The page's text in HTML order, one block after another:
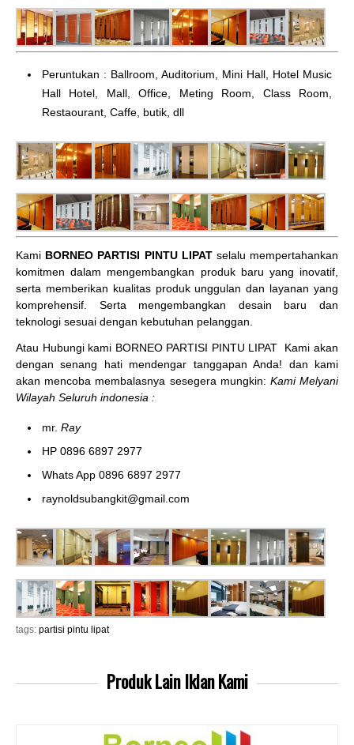
Peruntukan : Ballroom, Auditorium, Mini Hall, Hotel Music
Hall Hotel, Mall, Office, Meting Room, Class Room,
Restaourant, Caffe, butik, dll
Kami BORNEO PARTISI PINTU LIPATselalu mempertahankan
komitmen dalam mengembangkan produk baru yang inovatif,
serta memberikan kualitas produk unggulan dan layanan yang
komprehensif. Serta mengembangkan desain baru dan
teknologi sesuai dengan kebutuhan pelanggan.
Atau Hubungi kami BORNEO PARTISI PINTU LIPAT
Kami akan
dengan senang hati mendengar tanggapan Anda! dan kami
akan mencoba membalasnya sesegera mungkin: Kami Melyani
Wilayah Seluruh indonesia :
mr. Ray
HP 0896 6897 2977
Whats App 0896 6897 2977
raynoldsubangkit@gmail.com
tags: partisi pintu lipat
Produk LainIklan Kami